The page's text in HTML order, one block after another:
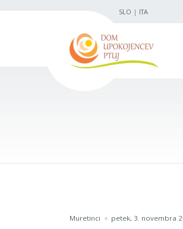
SLO | ITA
Muretinci petek, 3. novembra